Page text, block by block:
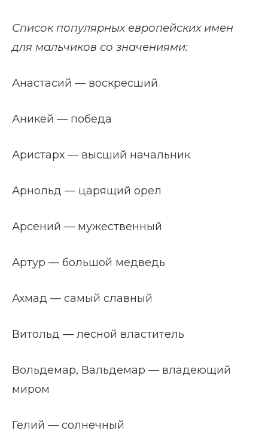
Список популярных европейских имен
для мальчиков со значениями:
Анастасий — воскресший
Аникей — победа
Аристарх — высший начальник
Арнольд — царящий орел
Арсений — мужественный
Артур — большой медведь
Ахмад — самый славный
Витольд — лесной властитель
Вольдемар, Вальдемар — владеющий
миром
Гелий — солнечный